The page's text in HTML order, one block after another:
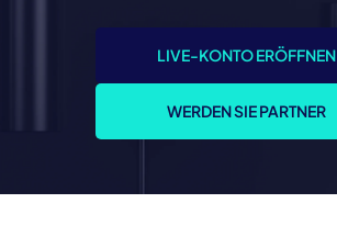
LIVE-KONTO ERÖFFNEN
WERDEN SIE PARTNER